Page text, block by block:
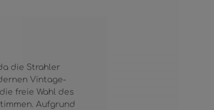
die Strahler
Vintage-
freie Wahl des
Aufgrund